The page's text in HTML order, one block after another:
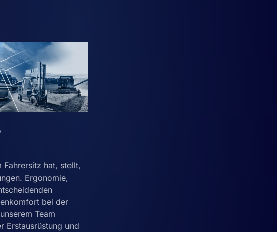
hat, stellt,
Ergonomie,
bei der
Team
Erstausrüstung und